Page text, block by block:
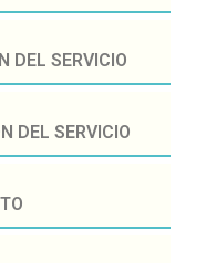
DEL SERVICIO
DEL SERVICIO